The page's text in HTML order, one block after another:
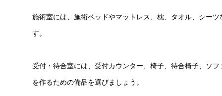
施術室には、施術ベッドやマットレス、枕、タオル、シー
す。
受付・待合室には、受付カウンター、椅子、待合椅子、ソ
を作るための備品を選びましょう。